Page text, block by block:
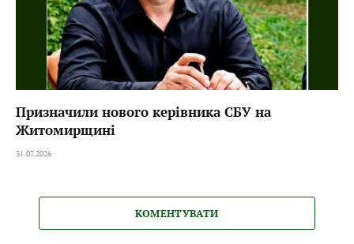
Призначили нового керівника СБУ на
Житомирщині
31.07.2026
КОМЕНТУВАТИ